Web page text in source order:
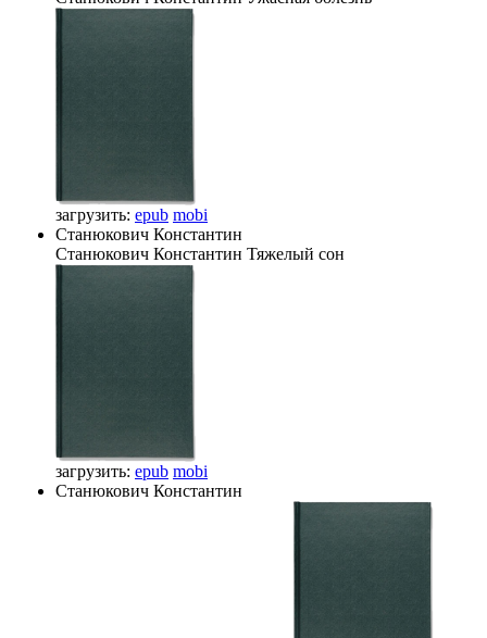
загрузить: epub mobi
Станюкович Константин
Станюкович Константин Тяжелый сон
загрузить: epub mobi
Станюкович Константин